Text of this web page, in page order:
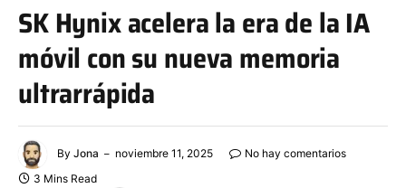
SK Hynix acelera la era de la IA
móvil con su nueva memoria
ultrarrápida
By Jona noviembre 11, 2025
No hay comentarios
3 Mins Read